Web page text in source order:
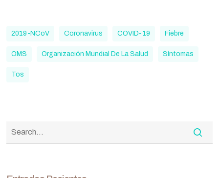
2019-NCoV Coronavirus COVID-19 Fiebre
OMS Organización Mundial De La Salud Síntomas
Tos